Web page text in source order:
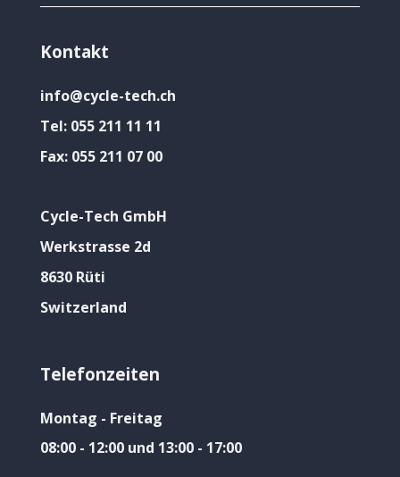
Kontakt
info@cycle-tech.ch
Tel: 055 211 11 11
Fax: 055 211 07 00
Cycle-Tech GmbH
Werkstrasse 2d
8630 Rüti
Switzerland
Telefonzeiten
Montag - Freitag
08:00 - 12:00 und 13:00 - 17:00